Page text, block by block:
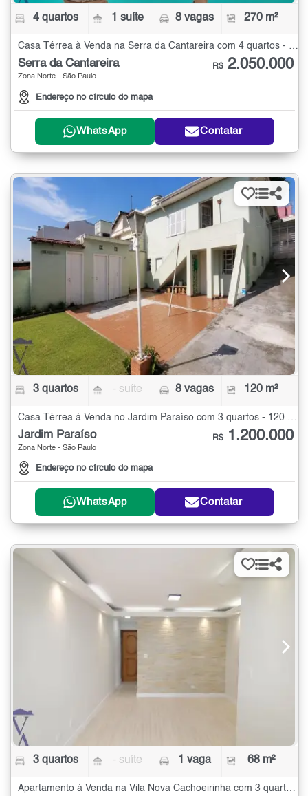
4 quartos 1 suíte 8 vagas 270 m²
Casa Térrea à Venda na Serra da Cantareira com 4 quartos - 270 m²
Serra da Cantareira
Zona Norte - São Paulo
Endereço no círculo do mapa
R$ 2.050.000
WhatsApp Contatar
3 quartos - suíte 8 vagas 120 m²
Jardim Paraíso
Zona Norte - São Paulo
Endereço no círculo do mapa
R$ 1.200.000
WhatsApp Contatar
3 quartos - suíte 1 vaga 68 m²
Apartamento à Venda na Vila Nova Cachoeirinha com 3 quartos - 68 m²